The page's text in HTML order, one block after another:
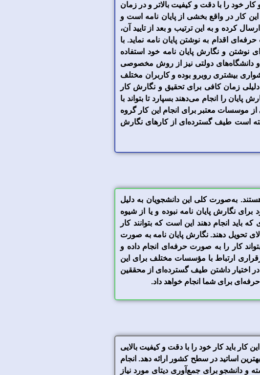
خود را با دقت و کیفیت بالاتر و در زمان
کار در واقع بخشی از پایان نامه است و
کرده و به این ترتیب و بعد از تایید آن،
اقدام به نوشتن پایان نامه نماید. با
نوشتن و نگارش پایان نامه خود استفاده
و دانشگاه‌های دولتی نیز از روش مخصوصی
بیشتری روبرو بوده و کاربران مختلف
زمان کافی برای تحقیق و نگارش کار
را انجام می‌دهند بسپارد تا بتواند با
از موسسات معتبر برای انجام این کار گروه
سال سابقه کار پیشرفته توانسته است طیف گسترده‌ای از کارهای نگارش
به‌صورت کلی این دانشجویان به دلیل
نگارش پایان نامه نبوده و یا از شیوه
انجام دهند این است که بتوانند کار
تحویل دهند. نگارش پایان نامه به صورت
را به صورت حرفه‌ای انجام داده و
ارتباط با مؤسسات مختلف برای این
کار است. یکی از مؤسسات حرفه‌ای در این رابطه، گروه انجام پایانامه است. این گروه با در اختیار داشتن طیف گسترده‎‌ای از محققین
برای شما انجام خواهد داد.
کار باید کار خود را با دقت و کیفیت بالایی
اساتید در سطح کشور ارائه دهد. انجام
و دانشجو برای جمع‌آوری دیتای مورد نیاز